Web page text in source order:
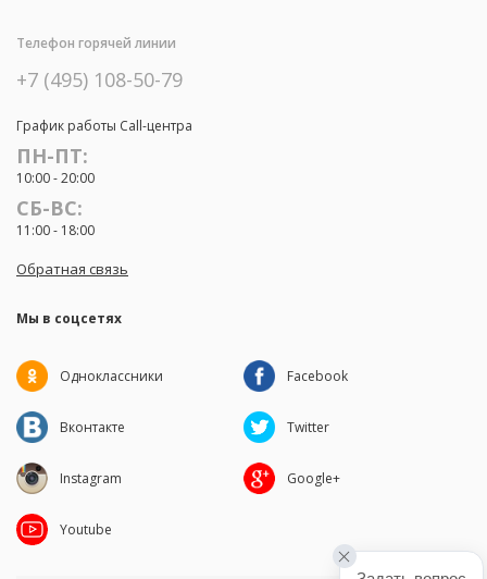
Телефон горячей линии
+7 (495) 108-50-79
График работы Call-центра
ПН-ПТ:
10:00 - 20:00
СБ-ВС:
11:00 - 18:00
Обратная связь
Мы в соцсетях
Одноклассники Facebook
Вконтакте Twitter
Instagram Google+
Youtube